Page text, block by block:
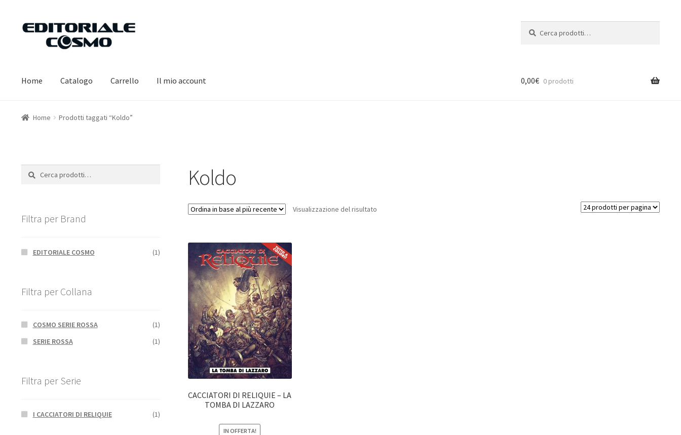
Vai
navigazione
Vai
Home Catalogo Carrello Il mio account 0,00€ 0 prodotti
Home Prodotti taggati “Koldo”
Koldo
Visualizzazione del risultato
CACCIATORI DI RELIQUIE – LA
TOMBA DI LAZZARO
IN OFFERTA!
Cerca:
Cerca
Filtra per Brand
EDITORIALE COSMO (1)
Filtra per Collana
COSMO SERIE ROSSA
(1)
SERIE ROSSA
(1)
Filtra per Serie
I CACCIATORI DI RELIQUIE (1)